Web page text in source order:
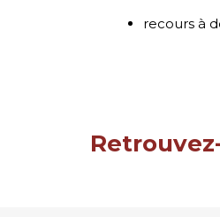
recours à